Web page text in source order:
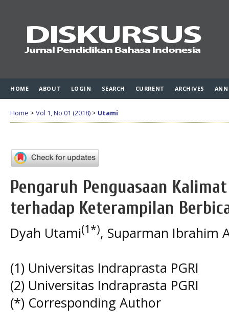
HOME ABOUT LOGIN SEARCH CURRENT ARCHIVES
Home > Vol 1, No 01 (2018) > Utami
Pengaruh Penguasaan
terhadap Keterampilan
Dyah Utami(1*), Suparman Ibrahim
(1) Universitas Indraprasta PGRI
(2) Universitas Indraprasta PGRI
(*) Corresponding Author